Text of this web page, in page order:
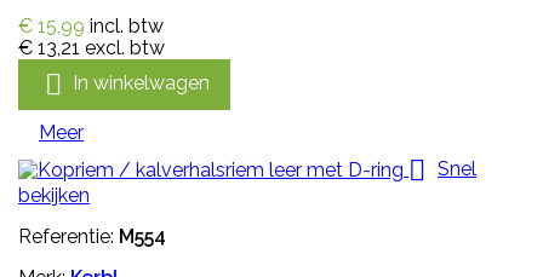
€ 15,99 incl. btw
€ 13,21 excl. btw
 In winkelwagen
Meer
 Snel
bekijken
Referentie: M554